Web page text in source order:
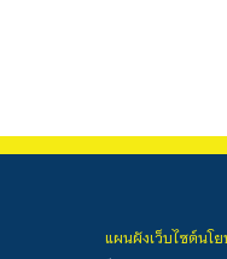
แผนผังเว็บไซต์นโ